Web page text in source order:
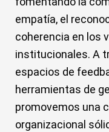
empatía, el
coherencia en los
institucionales. A
espacios de
herramientas de
promovemos una
organizacional